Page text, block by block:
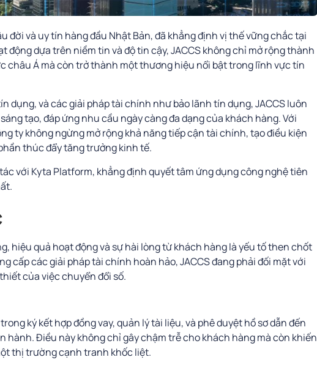
đời và uy tín hàng đầu Nhật Bản, đã khẳng định vị thế vững chắc tại
dựa trên niềm tin và độ tin cậy, JACCS không chỉ mở rộng thành
châu Á mà còn trở thành một thương hiệu nổi bật trong lĩnh vực tín
dụng, và các giải pháp tài chính như bảo lãnh tín dụng, JACCS luôn
tạo, đáp ứng nhu cầu ngày càng đa dạng của khách hàng. Với
ty không ngừng mở rộng khả năng tiếp cận tài chính, tạo điều kiện
thúc đẩy tăng trưởng kinh tế.
với Kyta Platform, khẳng định quyết tâm ứng dụng công nghệ tiên
hiệu quả hoạt động và sự hài lòng từ khách hàng là yếu tố then chốt
cấp các giải pháp tài chính hoàn hảo, JACCS đang phải đối mặt với
của việc chuyển đổi số.
ký kết hợp đồng vay, quản lý tài liệu, và phê duyệt hồ sơ dẫn đến
hành. Điều này không chỉ gây chậm trễ cho khách hàng mà còn khiến
thị trường cạnh tranh khốc liệt.